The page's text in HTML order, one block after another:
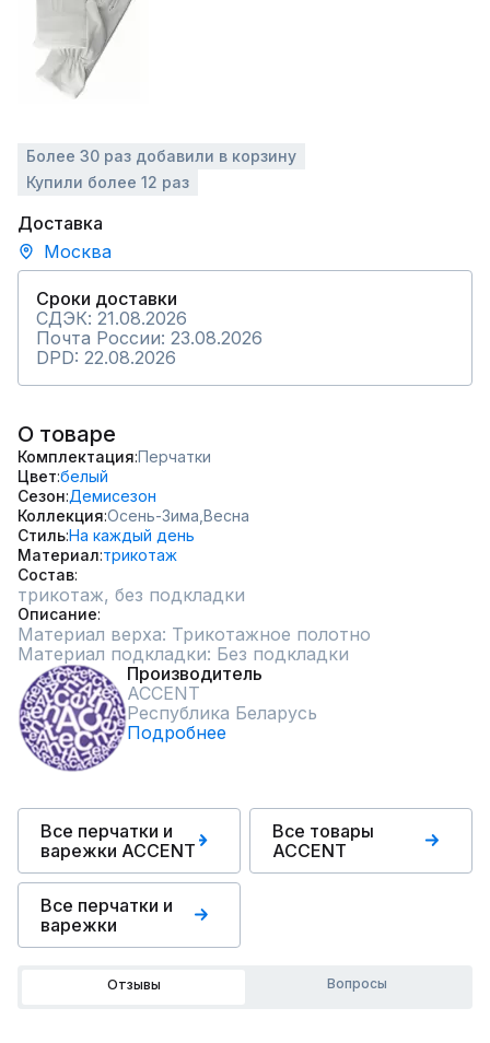
Более 30 раз добавили в корзину
Купили более 12 раз
Доставка
Москва
Сроки доставки
СДЭК: 21.08.2026
Почта России: 23.08.2026
DPD: 22.08.2026
О товаре
Комплектация Перчатки
Цвет белый
Сезон Демисезон
Коллекция Осень-Зима, Весна
СтильНа каждый день
Материал трикотаж
Состав
трикотаж, без подкладки
Описание
Материал верха: Трикотажное полотно
Материал подкладки: Без подкладки
Производитель
ACCENT
Республика Беларусь
Подробнее
Все перчатки и
варежки ACCENT
Все товары
ACCENT
Все перчатки и
варежки
Отзывы Вопросы